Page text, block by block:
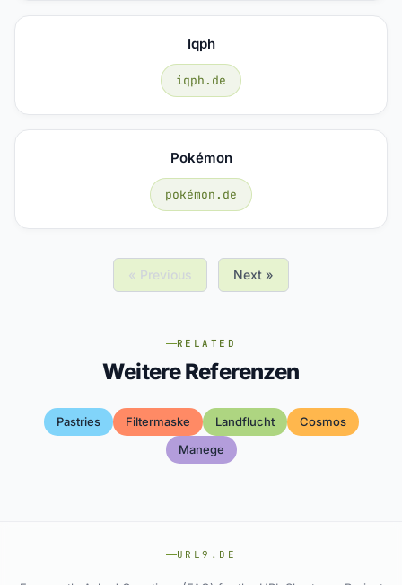
Iqph
iqph.de
Pokémon
pokémon.de
« Previous Next »
RELATED
Weitere Referenzen
Pastries Filtermaske Landflucht
Cosmos
Manege
URL9.DE